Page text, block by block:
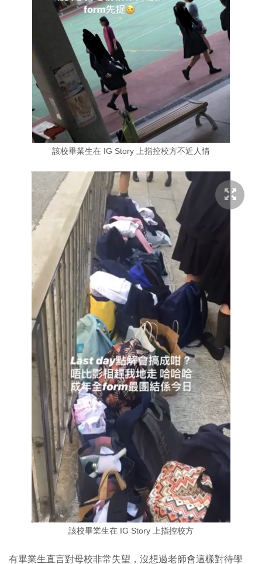
該校畢業生在 IG Story 上指控校方不近人情
該校畢業生在 IG Story 上指控校方
有畢業生直言對母校非常失望，沒想過老師會這樣對待學